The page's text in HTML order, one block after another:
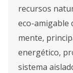
recursos
eco-amigable
mente,
energético,
sistema